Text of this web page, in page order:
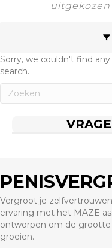
Sorry, we couldn't find
search.
Vergroot je
ervaring met het MAZE
ontworpen om de
groeien.